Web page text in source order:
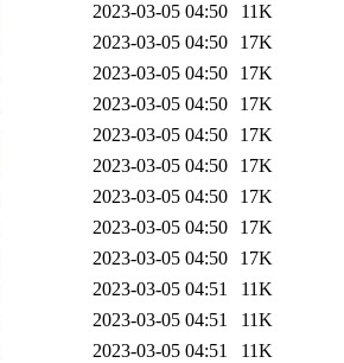
2023-03-05 04:50
11K
2023-03-05 04:50
17K
2023-03-05 04:50
17K
2023-03-05 04:50
17K
2023-03-05 04:50
17K
2023-03-05 04:50
17K
2023-03-05 04:50
17K
2023-03-05 04:50
17K
2023-03-05 04:50
17K
2023-03-05 04:51
11K
2023-03-05 04:51
11K
2023-03-05 04:51
11K